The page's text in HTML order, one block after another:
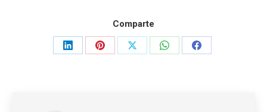
Comparte
Share
Share
Share
Share
Share